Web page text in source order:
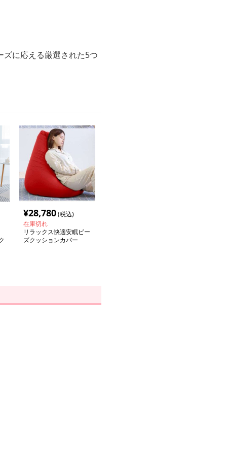
に応える厳選された5つ
¥28,780(税込)
在庫切れ
リラックス快適安眠ビー
ズクッションカバー